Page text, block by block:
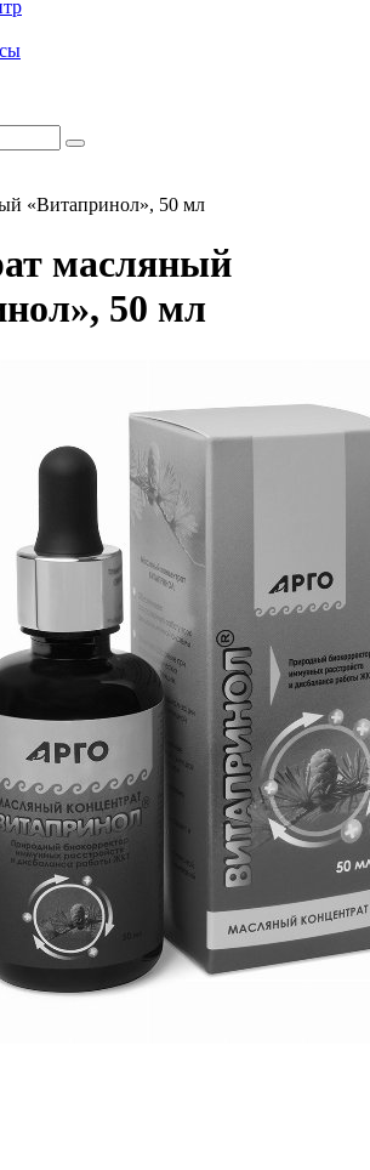
«Витапринол», 50 мл
масляный
50 мл